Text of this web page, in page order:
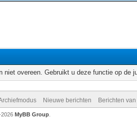
niet overeen. Gebruikt u deze functie op de
Nieuwe berichten Berichten
2026 MyBB Group